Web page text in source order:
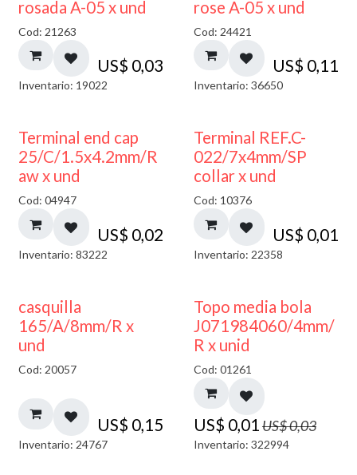
rosada A-05 x und
Cod: 21263
US$ 0,03
Inventario: 19022
rose A-05 x und
Cod: 24421
US$ 0,11
Inventario: 36650
Terminal end cap
25/C/1.5x4.2mm/R
aw x und
Cod: 04947
US$ 0,02
Inventario: 83222
Terminal REF.C-
022/7x4mm/SP
collar x und
Cod: 10376
US$ 0,01
Inventario: 22358
casquilla
165/A/8mm/R x
und
Cod: 20057
US$ 0,15
Inventario: 24767
50% DESCUENTO
Topo media bola
J071984060/4mm/
R x unid
Cod: 01261
US$ 0,01 US$0,03
Inventario: 322994